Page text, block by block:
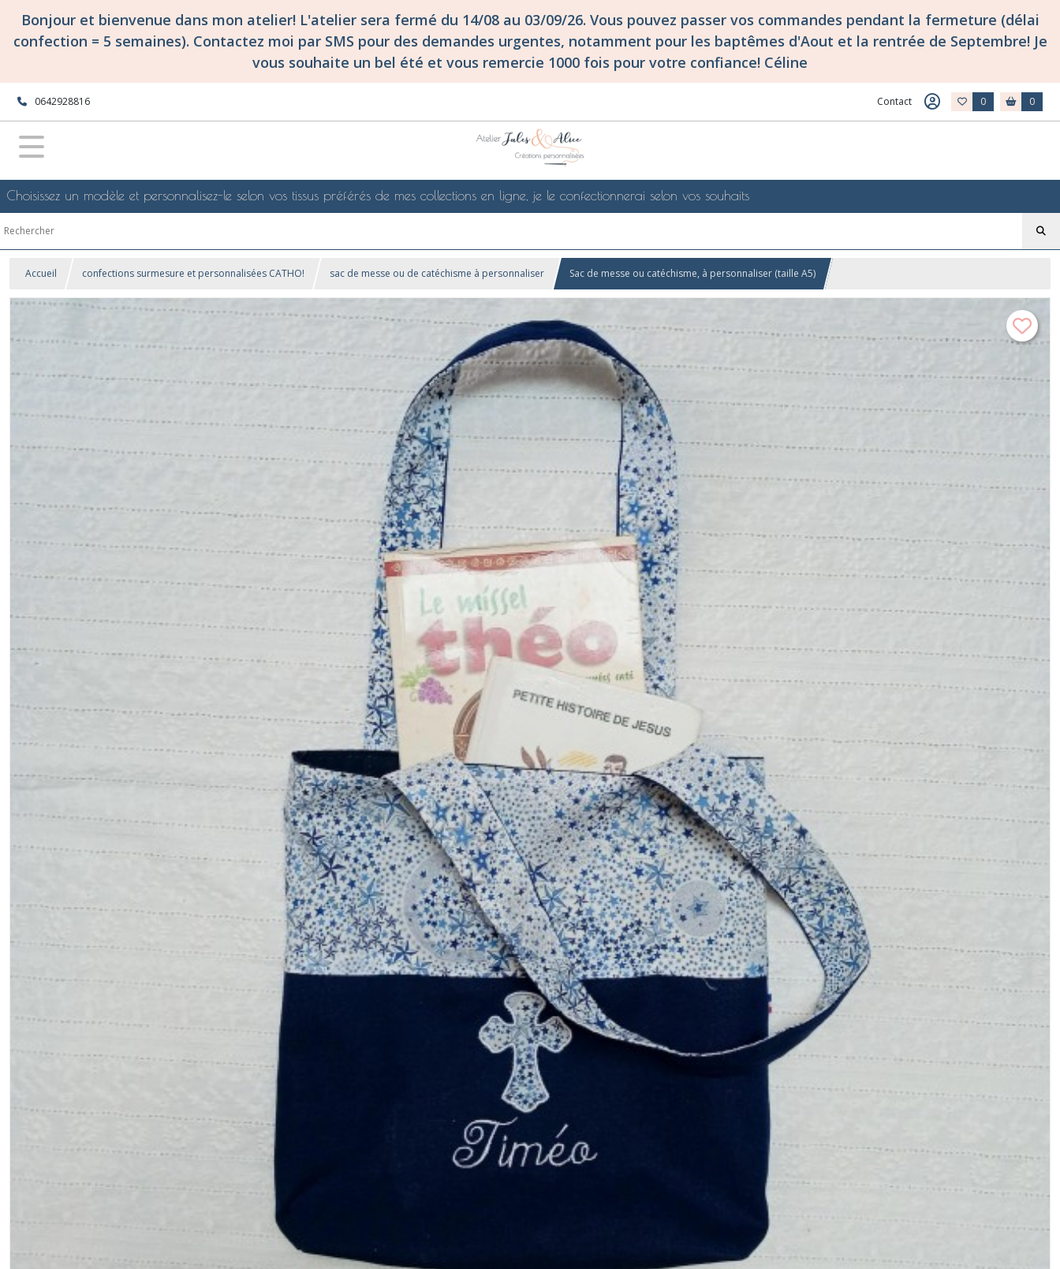
Bonjour et bienvenue dans mon atelier! L'atelier sera fermé du 14/08 au 03/09/26. Vous pouvez passer vos commandes pendant la fermeture (délai
confection = 5 semaines). Contactez moi par SMS pour des demandes urgentes, notamment pour les baptêmes d'Aout et la rentrée de Septembre! Je
vous souhaite un bel été et vous remercie 1000 fois pour votre confiance! Céline
0642928816 Contact 0 0
Choisissez un modèle et personnalisez-le selon vos tissus préférés de mes collections en ligne, je le confectionnerai selon vos souhaits
Accueil confections surmesure et personnalisées CATHO! sac de messe ou de catéchisme à personnaliser Sac de messe ou catéchisme, à personnaliser (taille A5)